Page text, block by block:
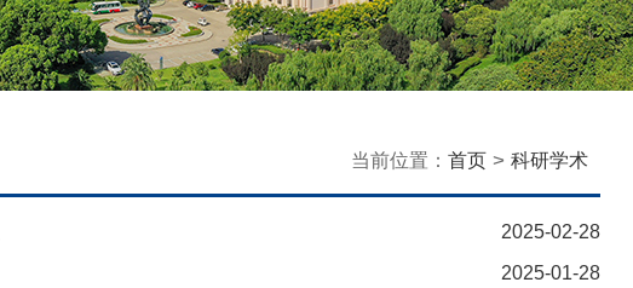
当前位置：首页 > 科研学术
2025-02-28
2025-01-28